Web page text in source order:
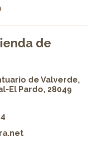
de
de Valverde,
El Pardo, 28049